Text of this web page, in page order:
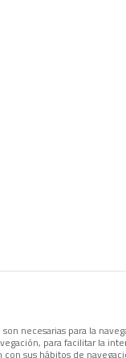
necesarias para la
para facilitar la
sus hábitos de